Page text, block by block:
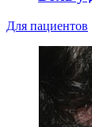
Для пациентов